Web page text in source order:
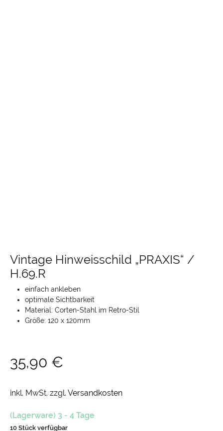
Vintage Hinweisschild „PRAXIS“ /
H.69.R
einfach ankleben
optimale Sichtbarkeit
Material: Corten-Stahl im Retro-Stil
Größe: 120 x 120mm
35,90 €
inkl. MwSt. zzgl. Versandkosten
(Lagerware) 3 - 4 Tage
10 Stück verfügbar